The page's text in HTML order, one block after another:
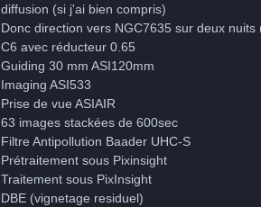
diffusion (si j'ai bien compris)
Donc direction vers NGC7635 sur deux nuits
C6 avec réducteur 0.65
Guiding 30 mm ASI120mm
Imaging ASI533
Prise de vue ASIAIR
63 images stackées de 600sec
Filtre Antipollution Baader UHC-S
Prétraitement sous Pixinsight
Traitement sous PixInsight
DBE (vignetage residuel)